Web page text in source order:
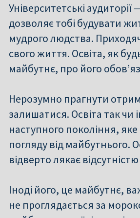
Університетські
дозволяє тобі будувати
мудрого людства.
свого життя. Освіта, як
майбутнє, про його
Нерозумно прагнути
залишатися. Освіта так чи
наступного покоління,
погляду від майбутнього.
відверто лякає
Іноді його, це майбутнє,
не проглядається за